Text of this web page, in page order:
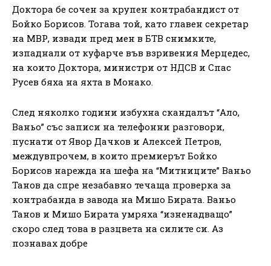
Доктора бе сочен за крупен контрабандист от
Бойко Борисов. Тогава той, като главен секретар
на МВР, извади пред мен в БТВ снимките,
изпаднали от куфарче във взривения Мерцедес,
на които Доктора, министри от НДСВ и Спас
Русев бяха на яхта в Монако.
След няколко години избухна скандалът “Ало,
Ваньо” със записи на телефонни разговори,
пуснати от Явор Дачков и Алексей Петров,
междувпрочем, в които премиерът Бойко
Борисов нарежда на шефа на “Митниците” Ваньо
Танов да спре незабавно течаща проверка за
контрабанда в завода на Мишо Бирата. Ваньо
Танов и Мишо Бирата умряха “изненадващо”
скоро след това в разцвета на силите си. Аз
познавах добре